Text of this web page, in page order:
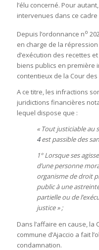
l’élu concerné. Pour
intervenues dans ce cadre
Depuis l’ordonnance no
en charge de la
d’exécution des recettes
biens publics en première
contentieux de la Cour des
A ce titre, les infractions
juridictions financières
lequel dispose que :
« Tout justiciable au
4est passible des
1° Lorsque ses
d’une personne
organisme de droit
public à une
partielle ou de
justice » ;
Dans l’affaire en cause, la
commune d’Ajaccio a fait
condamnation.